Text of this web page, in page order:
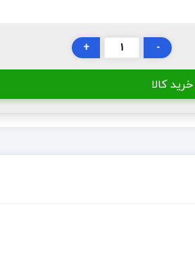
-
+
خرید کالا